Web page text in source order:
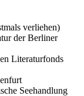
verliehen)
der Berliner
Literaturfonds
Seehandlung